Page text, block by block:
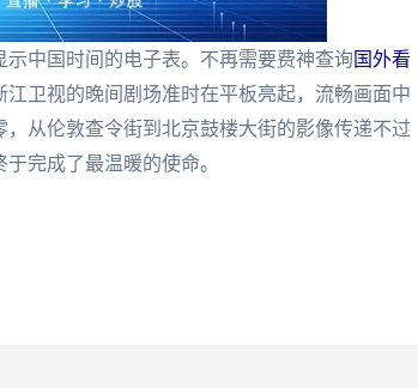
中国时间的电子表。不再需要费神查询 国外看
江卫视的晚间剧场准时在平板亮起，流畅画面中
从伦敦查令街到北京鼓楼大街的影像传递不过
完成了最温暖的使命。